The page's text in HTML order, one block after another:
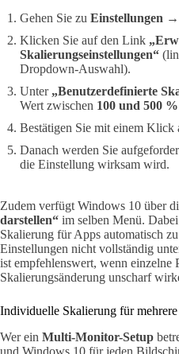
Gehen Sie zu Einstellungen
Klicken Sie auf den Link
Skalierungseinstellungen“
Dropdown-Auswahl).
Unter „Benutzerdefinierte
Wert zwischen 100 und 500 %
Bestätigen Sie mit einem Klick
Danach werden Sie
die Einstellung wirksam wird.
Zudem verfügt Windows 10 über
darstellen“ im selben Menü.
Skalierung für Apps automatisch
Einstellungen nicht vollständig
ist empfehlenswert, wenn einzelne
Skalierungsänderung unscharf
Individuelle Skalierung für
Wer ein Multi-Monitor-Setup
und Windows 10 für jeden